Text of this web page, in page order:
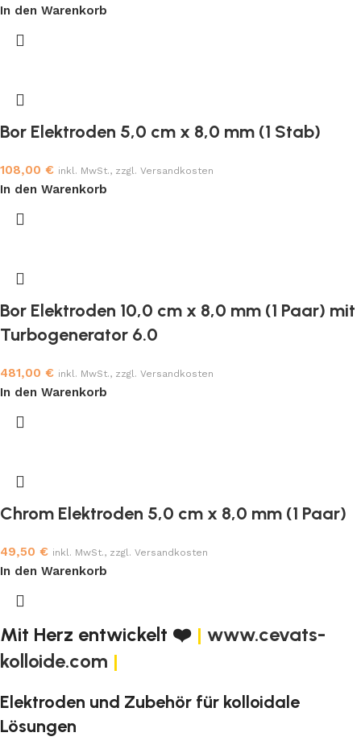
In den Warenkorb
Bor Elektroden 5,0 cm x 8,0 mm (1 Stab)
108,00 € inkl. MwSt., zzgl. Versandkosten
In den Warenkorb
Bor Elektroden 10,0 cm x 8,0 mm (1 Paar) mit
Turbogenerator 6.0
481,00 € inkl. MwSt., zzgl. Versandkosten
In den Warenkorb
Chrom Elektroden 5,0 cm x 8,0 mm (1 Paar)
49,50 € inkl. MwSt., zzgl. Versandkosten
In den Warenkorb
Mit Herz entwickelt ❤️ | www.cevats-
kolloide.com |
Elektroden und Zubehör für kolloidale
Lösungen